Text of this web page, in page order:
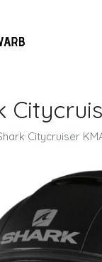
Citycruiser